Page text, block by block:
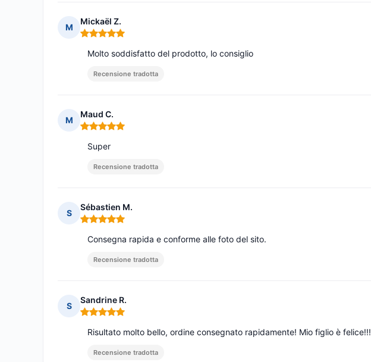
M
Mickaël Z.
Nota: 5 su 5
Molto soddisfatto del prodotto, lo consiglio
Recensione tradotta
M
Maud C.
Nota: 5 su 5
Super
Recensione tradotta
S
Sébastien M.
Nota: 5 su 5
Consegna rapida e conforme alle foto del sito.
Recensione tradotta
S
Sandrine R.
Nota: 5 su 5
Risultato molto bello, ordine consegnato rapidamente! Mio figlio è felice!!!
Recensione tradotta